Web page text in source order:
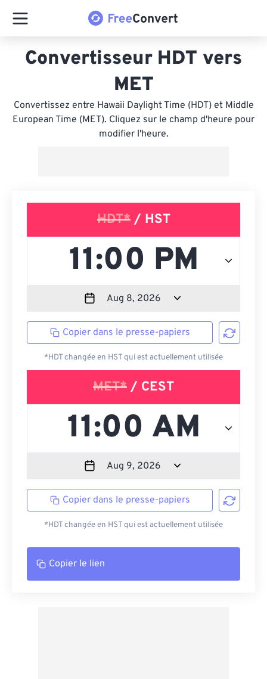
Convertisseur HDT vers
MET
Convertissez entre Hawaii Daylight Time (HDT) et Middle
European Time (MET). Cliquez sur le champ d'heure pour
modifier l'heure.
HDT*/ HST
Copier dans le presse-papiers
*HDT changée en HST qui est actuellement utilisée
MET* / CEST
Copier dans le presse-papiers
*HDT changée en HST qui est actuellement utilisée
Copier le lien